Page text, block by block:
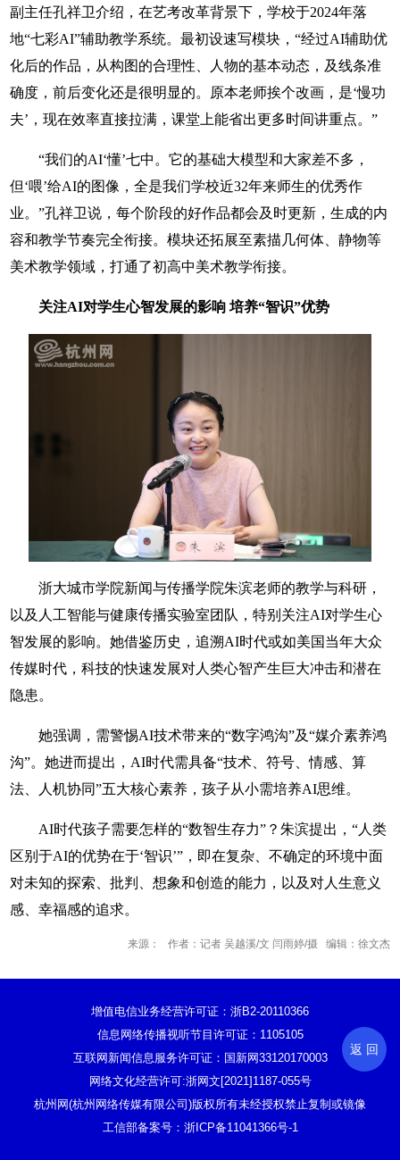
返 回
副主任孔祥卫介绍，在艺考改革背景下，学校于2024年落
地“七彩AI”辅助教学系统。最初设速写模块，“经过AI辅助优
化后的作品，从构图的合理性、人物的基本动态，及线条准
确度，前后变化还是很明显的。原本老师挨个改画，是‘慢功
夫’，现在效率直接拉满，课堂上能省出更多时间讲重点。”
“我们的AI‘懂’七中。它的基础大模型和大家差不多，
但‘喂’给AI的图像，全是我们学校近32年来师生的优秀作
业。”孔祥卫说，每个阶段的好作品都会及时更新，生成的内
容和教学节奏完全衔接。模块还拓展至素描几何体、静物等
美术教学领域，打通了初高中美术教学衔接。
关注AI对学生心智发展的影响 培养“智识”优势
浙大城市学院新闻与传播学院朱滨老师的教学与科研，
以及人工智能与健康传播实验室团队，特别关注AI对学生心
智发展的影响。她借鉴历史，追溯AI时代或如美国当年大众
传媒时代，科技的快速发展对人类心智产生巨大冲击和潜在
隐患。
她强调，需警惕AI技术带来的“数字鸿沟”及“媒介素养鸿
沟”。她进而提出，AI时代需具备“技术、符号、情感、算
法、人机协同”五大核心素养，孩子从小需培养AI思维。
AI时代孩子需要怎样的“数智生存力”？朱滨提出，“人类
区别于AI的优势在于‘智识’”，即在复杂、不确定的环境中面
对未知的探索、批判、想象和创造的能力，以及对人生意义
感、幸福感的追求。
来源： 作者：记者 吴越溪/文 闫雨婷/摄 编辑：徐文杰
增值电信业务经营许可证：浙B2-20110366
信息网络传播视听节目许可证：1105105
互联网新闻信息服务许可证：国新网33120170003
网络文化经营许可:浙网文[2021]1187-055号
杭州网(杭州网络传媒有限公司)版权所有未经授权禁止复制或镜像
工信部备案号：浙ICP备11041366号-1